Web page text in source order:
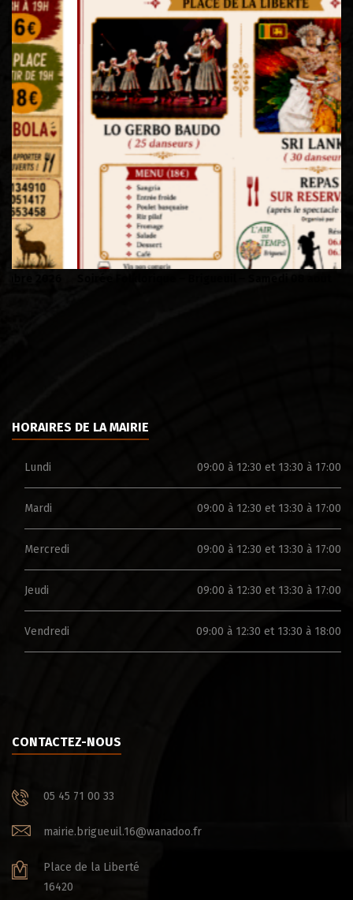
HORAIRES DE LA MAIRIE
Lundi 09:00 à 12:30 et 13:30 à 17:00
Mardi 09:00 à 12:30 et 13:30 à 17:00
Mercredi 09:00 à 12:30 et 13:30 à 17:00
Jeudi 09:00 à 12:30 et 13:30 à 17:00
Vendredi 09:00 à 12:30 et 13:30 à 18:00
CONTACTEZ-NOUS
05 45 71 00 33
mairie.brigueuil.16@wanadoo.fr
Place de la Liberté
16420